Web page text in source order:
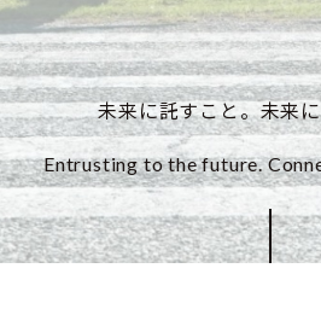
未来に託すこと。未来
Entrusting to the future.